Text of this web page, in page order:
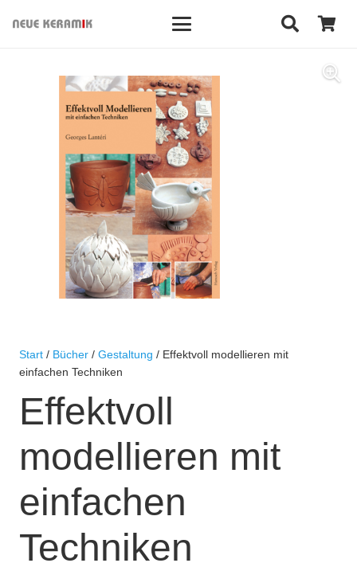
Start / Bücher / Gestaltung / Effektvoll modellieren mit
einfachen Techniken
Effektvoll
modellieren mit
einfachen
Techniken